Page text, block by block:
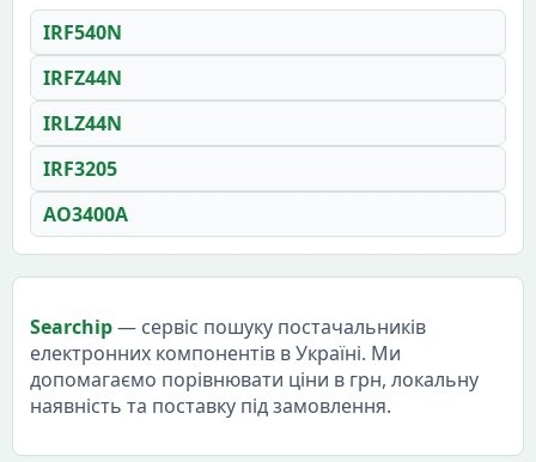
IRF540N
IRFZ44N
IRLZ44N
IRF3205
AO3400A
Searchip— сервіс пошуку постачальників
електронних компонентів в Україні. Ми
допомагаємо порівнювати ціни в грн, локальну
наявність та поставку під замовлення.